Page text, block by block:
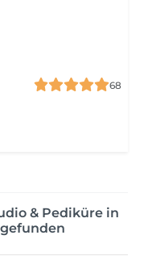
68
& Pediküre in